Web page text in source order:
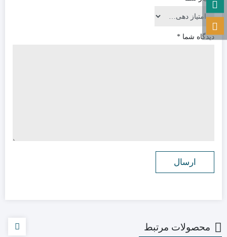
دیدگاه شما *
محصولات مرتبط